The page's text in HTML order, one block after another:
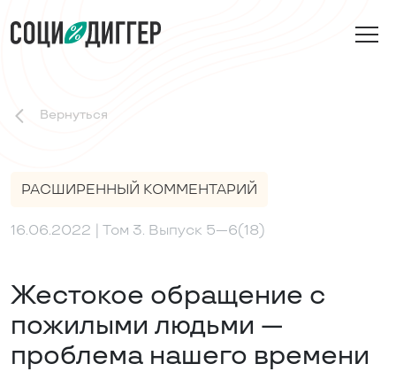
Вернуться
РАСШИРЕННЫЙ КОММЕНТАРИЙ
16.06.2022 | Том 3. Выпуск 5—6(18)
Жестокое обращение с
пожилыми людьми —
проблема нашего времени